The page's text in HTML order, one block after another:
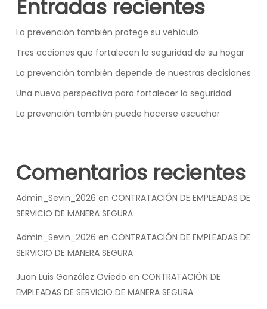
Entradas recientes
La prevención también protege su vehículo
Tres acciones que fortalecen la seguridad de su hogar
La prevención también depende de nuestras decisiones
Una nueva perspectiva para fortalecer la seguridad
La prevención también puede hacerse escuchar
Comentarios recientes
Admin_Sevin_2026 en CONTRATACIÓN DE EMPLEADAS DE
SERVICIO DE MANERA SEGURA
Admin_Sevin_2026 en CONTRATACIÓN DE EMPLEADAS DE
SERVICIO DE MANERA SEGURA
Juan Luis González Oviedo en CONTRATACIÓN DE
EMPLEADAS DE SERVICIO DE MANERA SEGURA